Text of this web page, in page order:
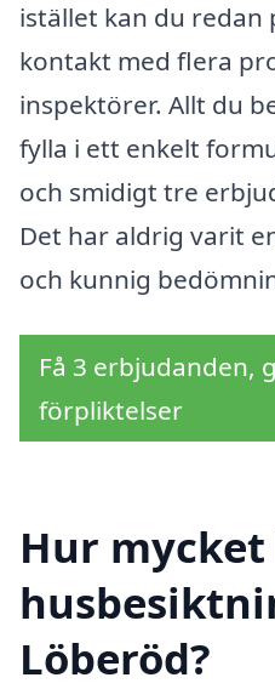
istället kan du redan
kontakt med flera
inspektörer. Allt du
fylla i ett enkelt
och smidigt tre
Det har aldrig varit
och kunnig
Få 3 erbjudanden,
förpliktelser
Hur
Löberöd?